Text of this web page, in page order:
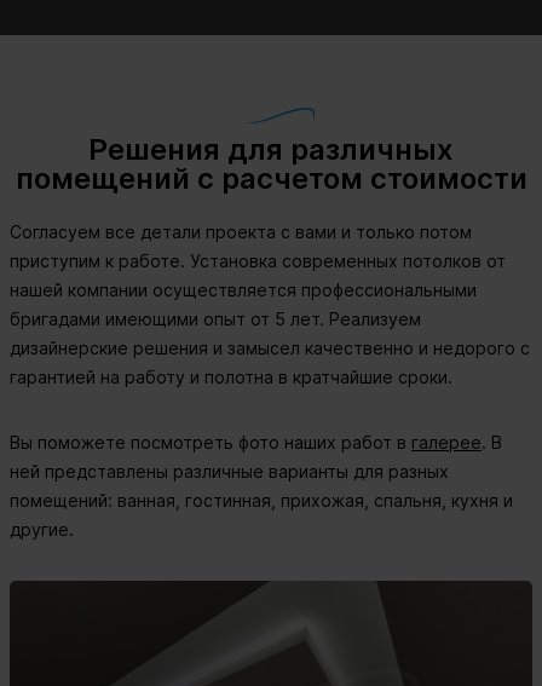
Решения для различных
помещений с расчетом стоимости
Согласуем все детали проекта с вами и только потом
приступим к работе. Установка современных потолков от
нашей компании осуществляется профессиональными
бригадами имеющими опыт от 5 лет. Реализуем
дизайнерские решения и замысел качественно и недорого с
гарантией на работу и полотна в кратчайшие сроки.
Вы поможете посмотреть фото наших работ в галерее. В
ней представлены различные варианты для разных
помещений: ванная, гостинная, прихожая, спальня, кухня и
другие.